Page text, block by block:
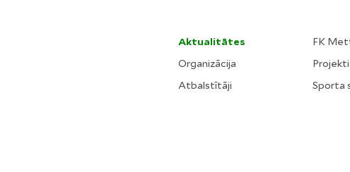
Aktualitātes
Organizācija
Atbalstītāji
FK
Projekti
Sporta